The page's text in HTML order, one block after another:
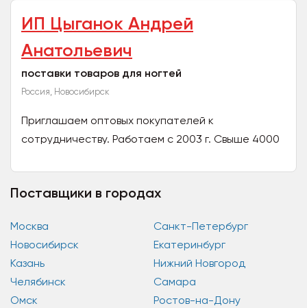
ИП Цыганок Андрей
Анатольевич
поставки товаров для ногтей
Россия, Новосибирск
Приглашаем оптовых покупателей к
сотрудничеству. Работаем с 2003 г. Свыше 4000
ногтями. Эксклюзивные...
Поставщики в городах
Москва
Санкт-Петербург
Новосибирск
Екатеринбург
Казань
Нижний Новгород
Челябинск
Самара
Омск
Ростов-на-Дону